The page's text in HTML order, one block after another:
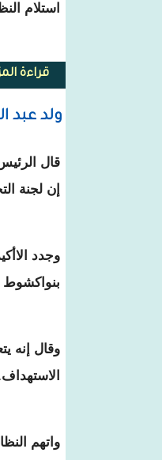
استلام
قراءة
ولد عبد
قال
إن لجنة
وجدد
بنواكشوط
وقال إنه
واتهم النظام الحالي